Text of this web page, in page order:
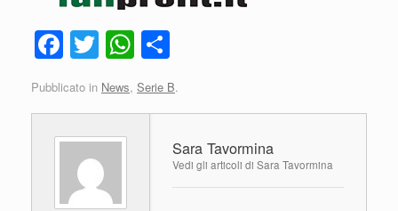
F
a
c
e
b
o
T
wi
tt
er
W
h
at
o
n
vi
di
Pubblicato in News, Serie B.
Sara Tavormina
Vedi gli articoli di Sara Tavormina